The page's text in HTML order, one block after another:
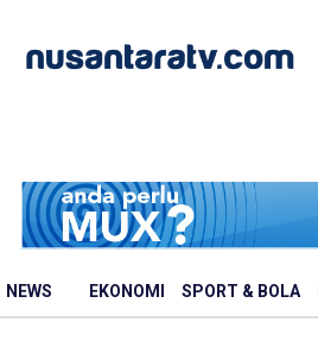
NEWS EKONOMI SPORT & BOLA